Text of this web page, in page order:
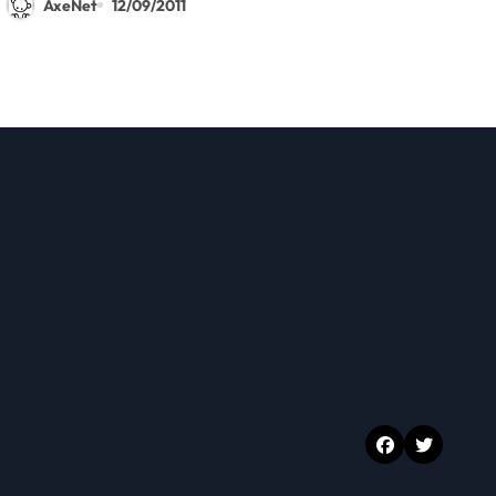
AxeNet 12/09/2011